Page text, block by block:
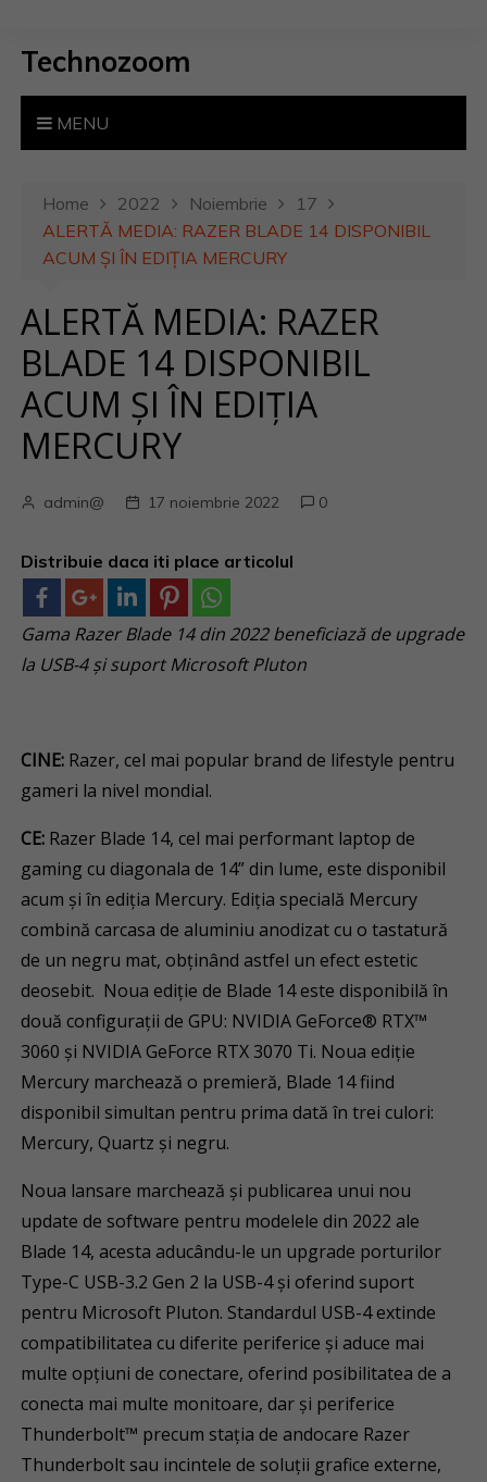
Technozoom
MENU
Home 2022 Noiembrie
17
ALERTĂ MEDIA: RAZER BLADE 14 DISPONIBIL
ACUM ȘI ÎN EDIȚIA MERCURY
ALERTĂ MEDIA: RAZER
BLADE 14 DISPONIBIL
ACUM ȘI ÎN EDIȚIA
MERCURY
admin@ 17 noiembrie 2022 0
Distribuie daca iti place articolul
Gama Razer Blade 14 din 2022 beneficiază de upgrade
la USB-4 și suport Microsoft Pluton
CINE: Razer, cel mai popular brand de lifestyle pentru
gameri la nivel mondial.
CE: Razer Blade 14, cel mai performant laptop de
gaming cu diagonala de 14” din lume, este disponibil
acum și în ediția Mercury. Ediția specială Mercury
combină carcasa de aluminiu anodizat cu o tastatură
de un negru mat, obținând astfel un efect estetic
deosebit. Noua ediție de Blade 14 este disponibilă în
două configurații de GPU: NVIDIA GeForce® RTX™
3060 și NVIDIA GeForce RTX 3070 Ti. Noua ediție
Mercury marchează o premieră, Blade 14 fiind
disponibil simultan pentru prima dată în trei culori:
Mercury, Quartz și negru.
Noua lansare marchează și publicarea unui nou
update de software pentru modelele din 2022 ale
Blade 14, acesta aducându-le un upgrade porturilor
Type-C USB-3.2 Gen 2 la USB-4 și oferind suport
pentru Microsoft Pluton. Standardul USB-4 extinde
compatibilitatea cu diferite periferice și aduce mai
multe opțiuni de conectare, oferind posibilitatea de a
conecta mai multe monitoare, dar și periferice
Thunderbolt™ precum stația de andocare Razer
Thunderbolt sau incintele de soluții grafice externe,